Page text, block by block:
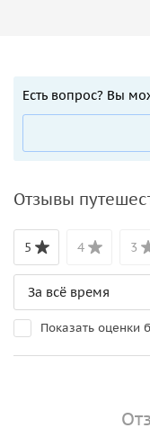
Есть вопрос? Вы
Отзывы
5 4 3
Показать оценки